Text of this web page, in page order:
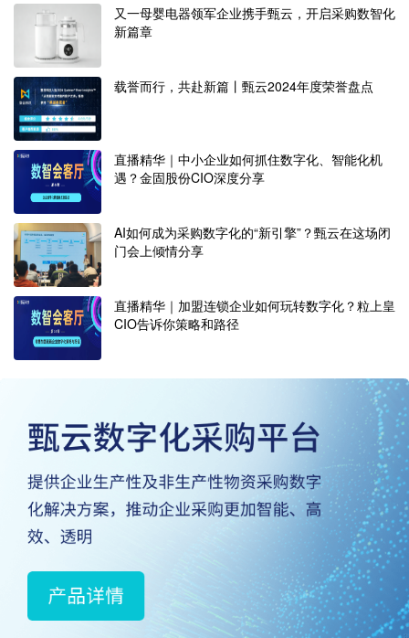
又一母婴电器领军企业携手甄云，开启采购数智化
新篇章
载誉而行，共赴新篇丨甄云2024年度荣誉盘点
直播精华｜中小企业如何抓住数字化、智能化机
遇？金固股份CIO深度分享
AI如何成为采购数字化的“新引擎”？甄云在这场闭
门会上倾情分享
直播精华｜加盟连锁企业如何玩转数字化？粒上皇
CIO告诉你策略和路径